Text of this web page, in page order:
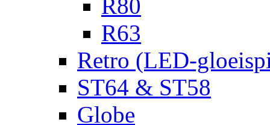
R80
R63
Retro (LED-
ST64 & ST58
Globe